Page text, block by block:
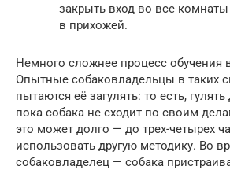
закрыть вход во все
в прихожей.
Немного сложнее процесс обучения
Опытные собаковладельцы в таких
пытаются её загулять: то есть,
пока собака не сходит по своим
это может долго — до трех-четырех
использовать другую методику. Во
собаковладелец — собака